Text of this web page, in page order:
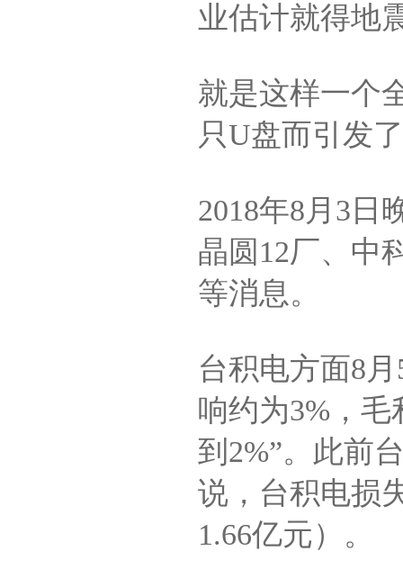
业估计就得地
就是这样一个
只U盘而引发
2018年8月3日
晶圆12厂、中
等消息。
台积电方面8
响约为3%，
到2%”。此前
说，台积电损
1.66亿元）。